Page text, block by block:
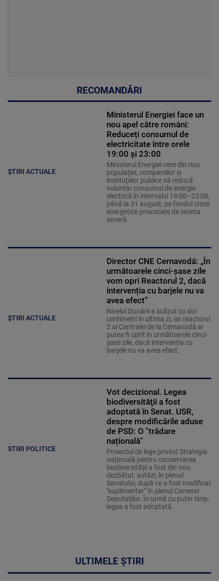
RECOMANDĂRI
ȘTIRI ACTUALE
Ministerul Energiei face un
nou apel către români:
Reduceți consumul de
electricitate între orele
19:00 și 23:00
Ministerul Energiei cere din nou
populației, companiilor și
instituțiilor publice să reducă
voluntar consumul de energie
electrică în intervalul 19:00–23:00,
până la 31 august, pe fondul crizei
energetice provocate de seceta
severă.
ȘTIRI ACTUALE
Director CNE Cernavodă: „În
următoarele cinci-șase zile
vom opri Reactorul 2, dacă
intervenția cu barjele nu va
avea efect”
Nivelul Dunării a scăzut cu doi
centimetri în ultima zi, iar reactorul
2 al Centralei de la Cernavodă ar
putea fi oprit în următoarele cinci-
șase zile, dacă intervenția cu
barjele nu va avea efect.
STIRI POLITICE
Vot decizional. Legea
biodiversităţii a fost
adoptată în Senat. USR,
despre modificările aduse
de PSD: O "trădare
națională"
Proiectul de lege privind Strategia
naţională pentru conservarea
biodiversităţii a fost din nou
dezbătut, astăzi, în plenul
Senatului, după ce a fost modificat
"suplimentar" în plenul Camerei
Deputaţilor. În urmă cu puțin timp,
legea a fost adoptată.
ULTIMELE ȘTIRI